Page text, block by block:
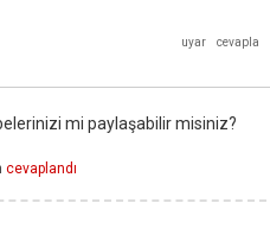
mi paylaşabilir misiniz?
cevaplandı